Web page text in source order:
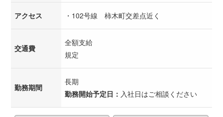
アクセス ・102号線 柿木町交差点近く
交通費
全額支給
規定
勤務期間
長期
勤務開始予定日： 入社日はご相談ください